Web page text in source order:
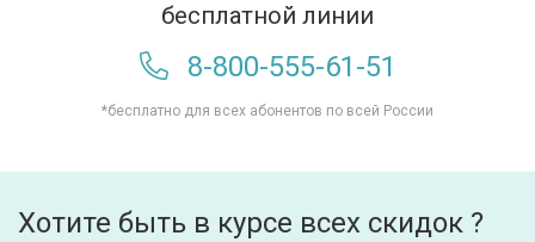
бесплатной линии
8-800-555-61-51
*бесплатно для всех абонентов по всей России
Хотите быть в курсе всех скидок ?